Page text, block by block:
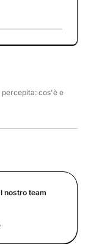
cos'è e
nostro team